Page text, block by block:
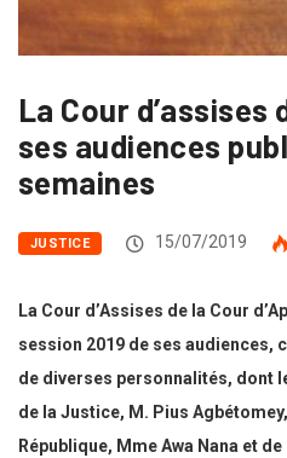
La Cour d’assises
ses audiences
semaines
JUSTICE 15/07/2019
La Cour d’Assises de la Cour
session 2019 de ses audiences,
de diverses personnalités, dont
de la Justice, M. Pius
République, Mme Awa Nana et